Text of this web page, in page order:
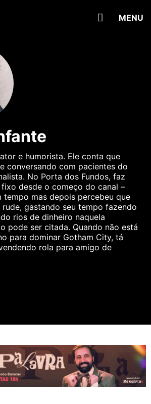
MENU
e humorista. Ele conta que
conversando com pacientes do
No Porta dos Fundos, faz
desde o começo do canal –
mas depois percebeu que
gastando seu tempo fazendo
rios de dinheiro naquela
pode ser citada. Quando não está
para dominar Gotham City, tá
rola para amigo de